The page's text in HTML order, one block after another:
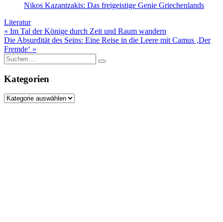
Nikos Kazantzakis: Das freigeistige Genie Griechenlands
Literatur
Beitragsnavigation
« Im Tal der Könige durch Zeit und Raum wandern
Die Absurdität des Seins: Eine Reise in die Leere mit Camus ‚Der
Fremde‘ »
Suche
nach:
Kategorien
Kategorien